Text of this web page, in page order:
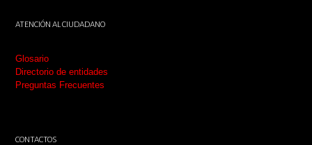
ATENCIÓN AL CIUDADANO
Glosario
Directorio de entidades
Preguntas Frecuentes
CONTACTOS